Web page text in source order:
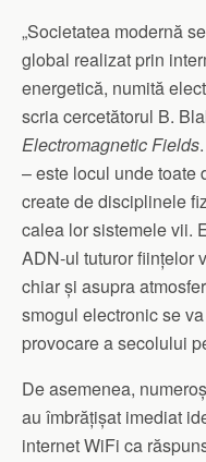
„Societatea modernă
global realizat prin
energetică, numită
scria cercetătorul B.
Electromagnetic Fields
– este locul unde toate
create de disciplinele
calea lor sistemele vii.
ADN-ul tuturor ființelor
chiar și asupra
smogul electronic se
provocare a secolului
De asemenea,
au îmbrățișat imediat
internet WiFi ca